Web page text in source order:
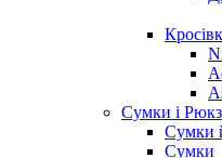
Сумки і
Сумки
Сумки